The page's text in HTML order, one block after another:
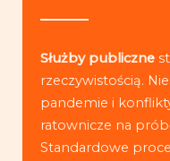
Służby publiczne
rzeczywistością.
pandemie i
ratownicze na
Standardowe